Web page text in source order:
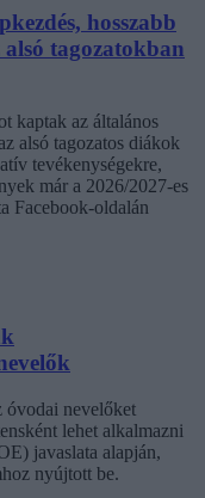
hosszabb
alsó tagozatokban
kaptak az általános
alsó tagozatos diákok
tevékenységekre,
már a 2026/2027-es
Facebook-oldalán
óvodai nevelőket
lehet alkalmazni
javaslata alapján,
nyújtott be.